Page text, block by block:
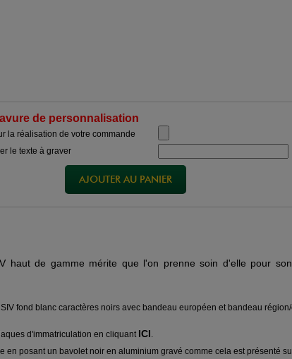
de personnalisation
la réalisation de votre commande
le texte à graver
haut de gamme mérite que l'on prenne soin d'elle pour
fond blanc caractères noirs avec bandeau européen et bandeau
d'immatriculation en cliquant ICI.
en posant un bavolet noir en aluminium gravé comme cela est présenté